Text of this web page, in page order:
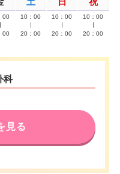
00
00
10：00
20：00
10：00
20：00
10：00
20：00
科
見る